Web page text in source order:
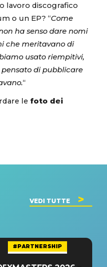
lavoro discografico
o un EP? “Come
ha senso dare nomi
che meritavano di
usato riempitivi,
di pubblicare
“
le foto dei
VEDI TUTTE
#PARTNERSHIP